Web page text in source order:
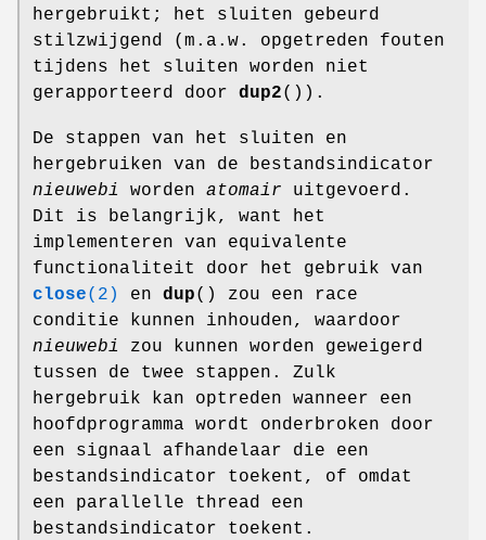
hergebruikt; het sluiten gebeurd
stilzwijgend (m.a.w. opgetreden fouten
tijdens het sluiten worden niet
gerapporteerd door dup2()).
De stappen van het sluiten en
hergebruiken van de bestandsindicator
nieuwebi
worden atomair uitgevoerd.
Dit is belangrijk, want het
implementeren van equivalente
functionaliteit door het gebruik van
close(2) en dup() zou een race
conditie kunnen inhouden, waardoor
nieuwebi
zou kunnen worden geweigerd
tussen de twee stappen. Zulk
hergebruik kan optreden wanneer een
hoofdprogramma wordt onderbroken door
een signaal afhandelaar die een
bestandsindicator toekent, of omdat
een parallelle thread een
bestandsindicator toekent.